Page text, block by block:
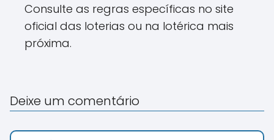
Consulte as regras específicas no site
oficial das loterias ou na lotérica mais
próxima.
Deixe um comentário